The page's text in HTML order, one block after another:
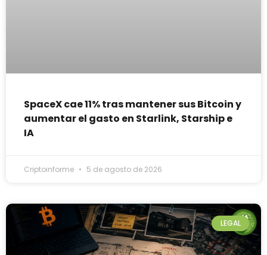
SpaceX cae 11% tras mantener sus Bitcoin y
aumentar el gasto en Starlink, Starship e
IA
Criptoinforme 5 de agosto de 2026
LEGAL